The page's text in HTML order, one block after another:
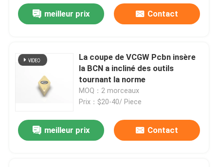
meilleur prix Contact
La coupe de VCGW Pcbn insère
la BCN a incliné des outils
tournant la norme
MOQ：2 morceaux
Prix：$20-40/ Piece
meilleur prix Contact